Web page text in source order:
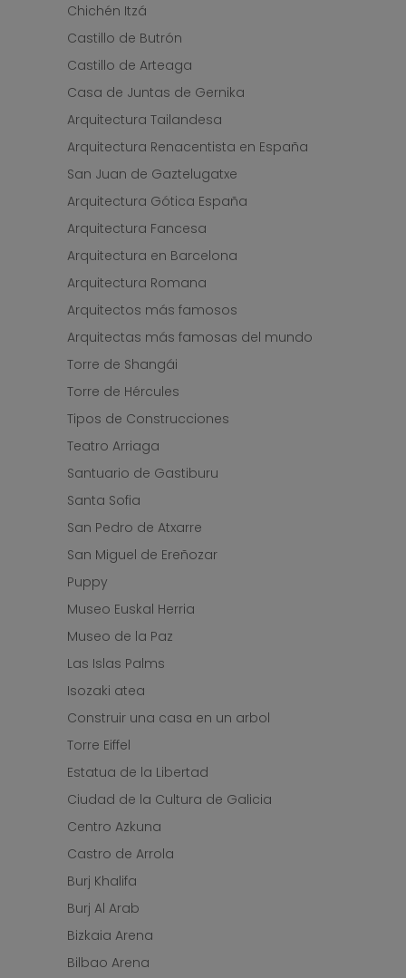
Chichén Itzá
Castillo de Butrón
Castillo de Arteaga
Casa de Juntas de Gernika
Arquitectura Tailandesa
Arquitectura Renacentista en España
San Juan de Gaztelugatxe
Arquitectura Gótica España
Arquitectura Fancesa
Arquitectura en Barcelona
Arquitectura Romana
Arquitectos más famosos
Arquitectas más famosas del mundo
Torre de Shangái
Torre de Hércules
Tipos de Construcciones
Teatro Arriaga
Santuario de Gastiburu
Santa Sofia
San Pedro de Atxarre
San Miguel de Ereñozar
Puppy
Museo Euskal Herria
Museo de la Paz
Las Islas Palms
Isozaki atea
Construir una casa en un arbol
Torre Eiffel
Estatua de la Libertad
Ciudad de la Cultura de Galicia
Centro Azkuna
Castro de Arrola
Burj Khalifa
Burj Al Arab
Bizkaia Arena
Bilbao Arena